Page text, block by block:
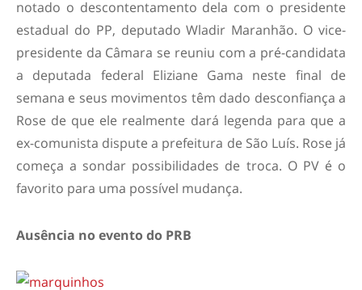
notado o descontentamento dela com o presidente
estadual do PP, deputado Wladir Maranhão. O vice-
presidente da Câmara se reuniu com a pré-candidata
a deputada federal Eliziane Gama neste final de
semana e seus movimentos têm dado desconfiança a
Rose de que ele realmente dará legenda para que a
ex-comunista dispute a prefeitura de São Luís. Rose já
começa a sondar possibilidades de troca. O PV é o
favorito para uma possível mudança.
Ausência no evento do PRB